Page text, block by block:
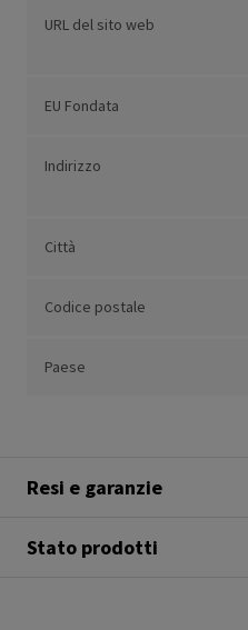
URL del sito web
EU Fondata
Indirizzo
Città
Codice postale
Paese
Resi e garanzie
Stato prodotti